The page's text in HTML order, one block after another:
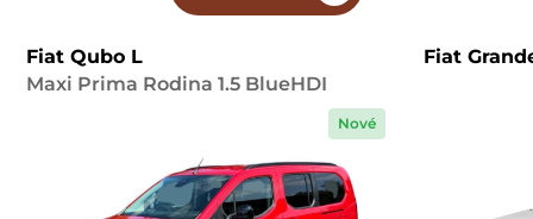
Fiat Qubo L
Maxi Prima Rodina 1.5 BlueHDI
Nové
Fiat